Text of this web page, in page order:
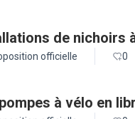
de nichoirs
officielle 0
à vélo en